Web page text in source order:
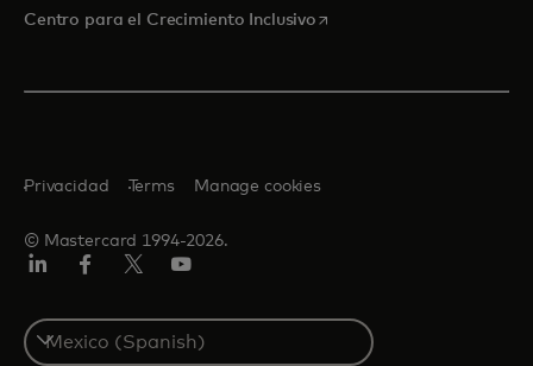
Centro para el Crecimiento Inclusivose abre en una pestaña
© Mastercard 1994-2026.
Privacidad Terms Manage cookies
Select
a